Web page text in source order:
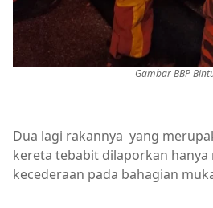
Gambar BBP
Dua lagi rakannya yang
kereta tebabit dilaporkan hanya
kecederaan pada bahagian